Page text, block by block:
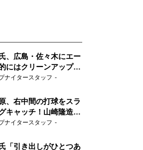
、広島・佐々木にエー
にはクリーンアップを
くらいまでは成長し
ナイタースタッフ
、右中間の打球をスラ
キャッチ！山崎隆造氏
遅れたら…」
ナイタースタッフ
「引き出しがひとつあ